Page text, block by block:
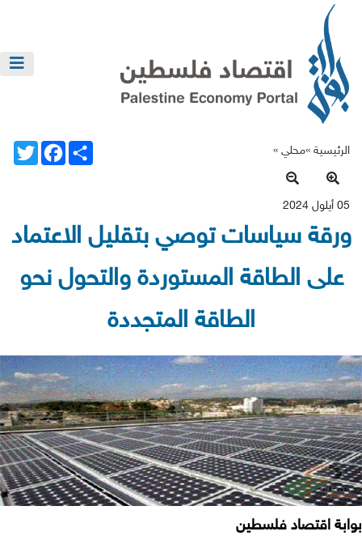
الرئيسية »محلي»
Twitter
Facebook Share
سياسات توصي بتقليل الاعتماد
على الطاقة المستوردة والتحول نحو
الطاقة المتجددة
اقتصاد فلسطين